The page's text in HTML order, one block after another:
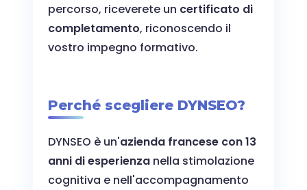
percorso, riceverete un certificato di
completamento, riconoscendo il
vostro impegno formativo.
Perché scegliere DYNSEO?
DYNSEO è un'azienda francese con 13
anni di esperienza nella stimolazione
cognitiva e nell'accompagnamento